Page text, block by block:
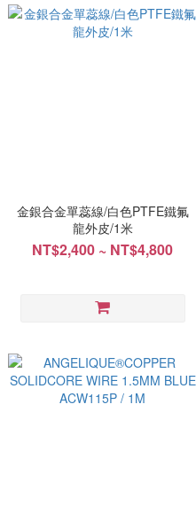
金銀合金單蕊線/白色PTFE鐵氟
龍外皮/1米
NT$2,400 ~ NT$4,800